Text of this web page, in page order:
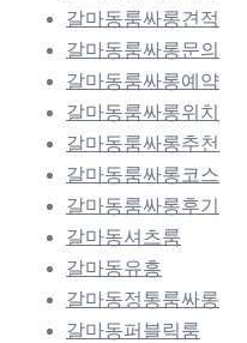
갈마동룸싸롱견적
갈마동룸싸롱문의
갈마동룸싸롱예약
갈마동룸싸롱위치
갈마동룸싸롱추천
갈마동룸싸롱코스
갈마동룸싸롱후기
갈마동셔츠룸
갈마동유흥
갈마동정통룸싸롱
갈마동퍼블릭룸